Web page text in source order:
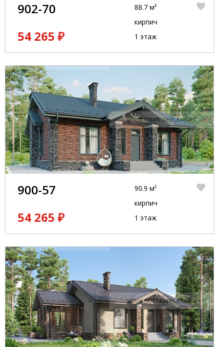
902-70
54 265 ₽
88.7 м²
кирпич
1 этаж
900-57
54 265 ₽
90.9 м²
кирпич
1 этаж